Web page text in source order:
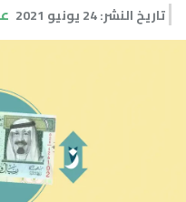
تاريخ النشر:24 يونيو 2021